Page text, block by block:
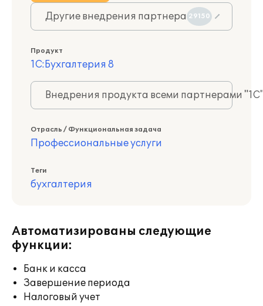
Другие внедрения партнера 29150
Продукт
1С:Бухгалтерия 8
Внедрения продукта всеми партнерами
Отрасль / Функциональная задача
Профессиональные услуги
Теги
бухгалтерия
Автоматизированы следующие
функции:
Банк и касса
Завершение периода
Налоговый учет